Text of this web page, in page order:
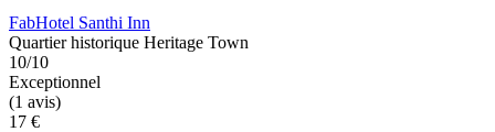
FabHotel Santhi Inn
Quartier historique Heritage Town
10/10
Exceptionnel
(1 avis)
17 €